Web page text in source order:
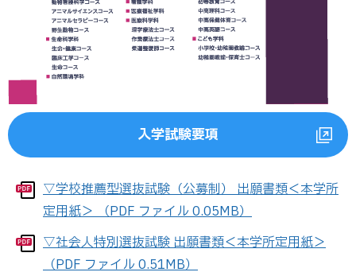
入学試験要項
▽学校推薦型選抜試験（公募制） 出願書類＜本学所
定用紙＞ （PDF ファイル 0.05MB）
▽社会人特別選抜試験 出願書類＜本学所定用紙＞
（PDF ファイル 0.51MB）